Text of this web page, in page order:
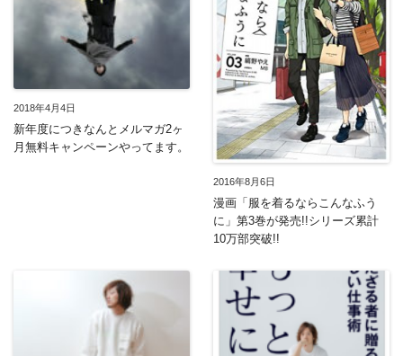
2018年4月4日
新年度につきなんとメルマガ2ヶ
月無料キャンペーンやってます。
2016年8月6日
漫画「服を着るならこんなふう
に」第3巻が発売!!シリーズ累計
10万部突破!!